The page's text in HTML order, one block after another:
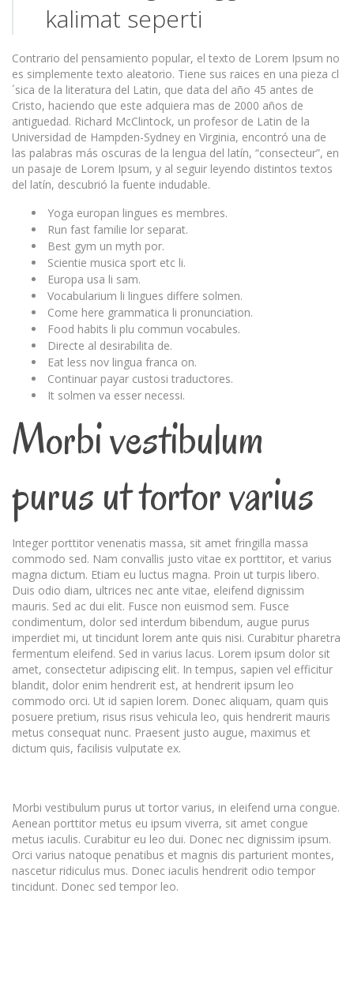
kalimat seperti
Contrario del pensamiento popular, el texto de Lorem Ipsum no
es simplemente texto aleatorio. Tiene sus raices en una pieza cl
´sica de la literatura del Latin, que data del año 45 antes de
Cristo, haciendo que este adquiera mas de 2000 años de
antiguedad. Richard McClintock, un profesor de Latin de la
Universidad de Hampden-Sydney en Virginia, encontró una de
las palabras más oscuras de la lengua del latín, “consecteur”, en
un pasaje de Lorem Ipsum, y al seguir leyendo distintos textos
del latín, descubrió la fuente indudable.
Yoga europan lingues es membres.
Run fast familie lor separat.
Best gym un myth por.
Scientie musica sport etc li.
Europa usa li sam.
Vocabularium li lingues differe solmen.
Come here grammatica li pronunciation.
Food habits li plu commun vocabules.
Directe al desirabilita de.
Eat less nov lingua franca on.
Continuar payar custosi traductores.
It solmen va esser necessi.
Morbi vestibulum
purus ut tortor varius
Integer porttitor venenatis massa, sit amet fringilla massa
commodo sed. Nam convallis justo vitae ex porttitor, et varius
magna dictum. Etiam eu luctus magna. Proin ut turpis libero.
Duis odio diam, ultrices nec ante vitae, eleifend dignissim
mauris. Sed ac dui elit. Fusce non euismod sem. Fusce
condimentum, dolor sed interdum bibendum, augue purus
imperdiet mi, ut tincidunt lorem ante quis nisi. Curabitur pharetra
fermentum eleifend. Sed in varius lacus. Lorem ipsum dolor sit
amet, consectetur adipiscing elit. In tempus, sapien vel efficitur
blandit, dolor enim hendrerit est, at hendrerit ipsum leo
commodo orci. Ut id sapien lorem. Donec aliquam, quam quis
posuere pretium, risus risus vehicula leo, quis hendrerit mauris
metus consequat nunc. Praesent justo augue, maximus et
dictum quis, facilisis vulputate ex.
Morbi vestibulum purus ut tortor varius, in eleifend urna congue.
Aenean porttitor metus eu ipsum viverra, sit amet congue
metus iaculis. Curabitur eu leo dui. Donec nec dignissim ipsum.
Orci varius natoque penatibus et magnis dis parturient montes,
nascetur ridiculus mus. Donec iaculis hendrerit odio tempor
tincidunt. Donec sed tempor leo.